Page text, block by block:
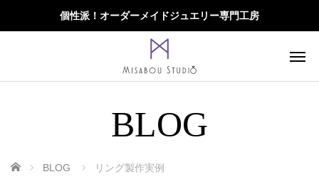
個性派！オーダーメイドジュエリー専門工房
BLOG
ホーム BLOG リング製作実例